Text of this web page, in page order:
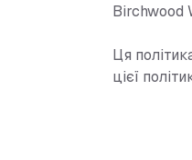
Birchwood
Ця
цієї